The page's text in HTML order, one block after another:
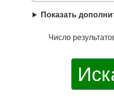
Показать
Число